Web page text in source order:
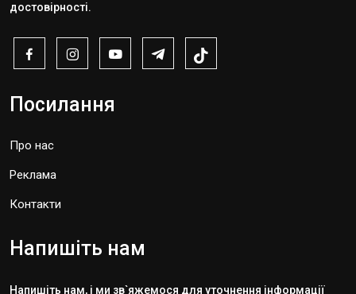
достовірності.
Посилання
Про нас
Реклама
Контакти
Напишіть нам
Напишіть нам, і ми зв`яжемося для уточнення інформації